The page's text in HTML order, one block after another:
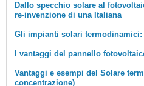
Dallo specchio solare al
re-invenzione di una Italiana
Gli impianti solari termodinamici:
I vantaggi del pannello
Vantaggi e esempi del Solare
concentrazione)